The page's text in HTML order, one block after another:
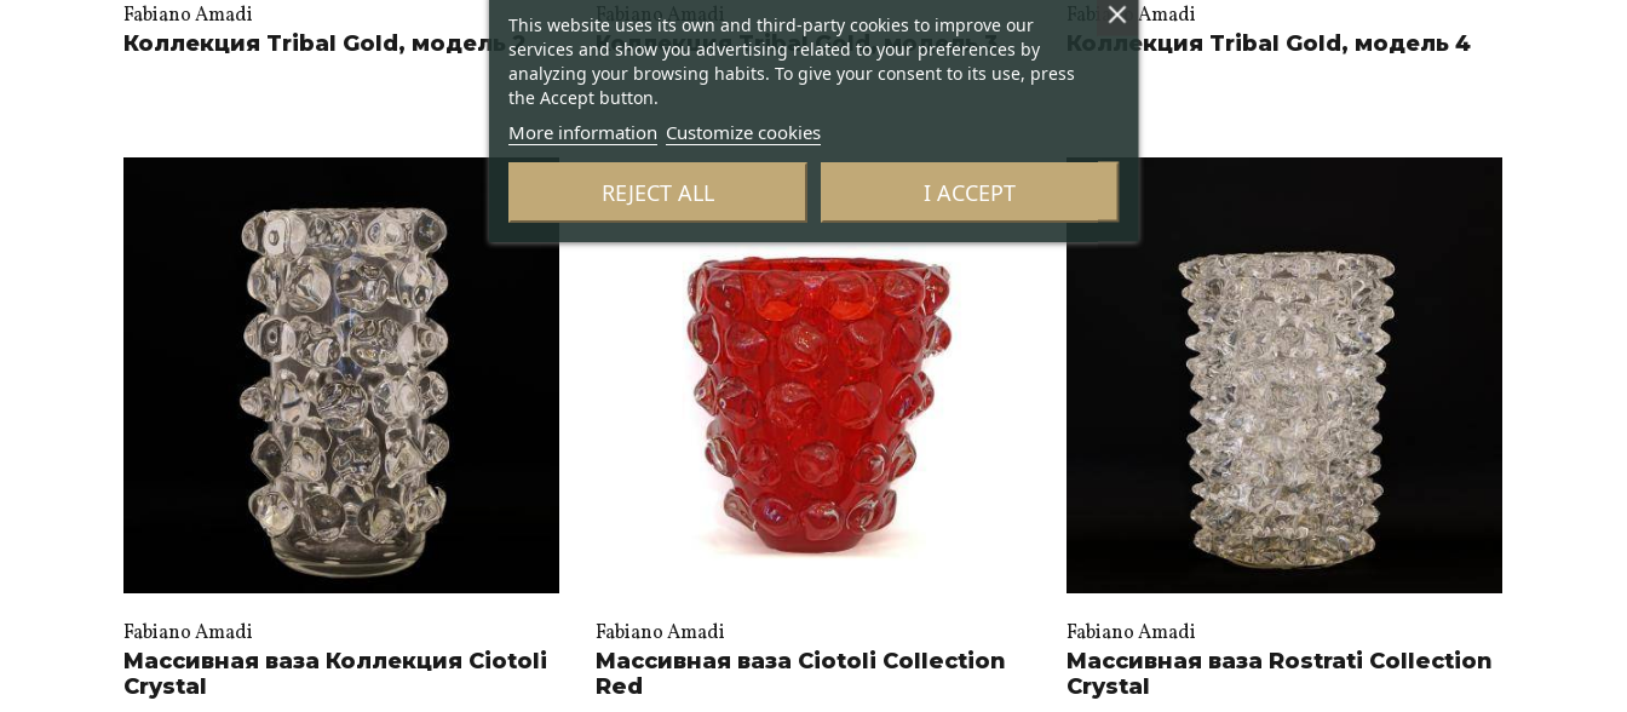
Fabiano Amadi
Коллекция Tribal Gold, модель 2
Fabiano Amadi
Коллекция Tribal Gold, модель 3
Fabiano Amadi
Коллекция Tribal Gold, модель 4
Fabiano Amadi
Массивная ваза Коллекция Ciotoli
Crystal
Fabiano Amadi
Массивная ваза Ciotoli Collection
Red
Fabiano Amadi
Массивная ваза Rostrati Collection
Crystal
This website uses its own and third-party cookies to improve our
services and show you advertising related to your preferences by
analyzing your browsing habits. To give your consent to its use, press
the Accept button.
More information Customize cookies
REJECT ALL I ACCEPT